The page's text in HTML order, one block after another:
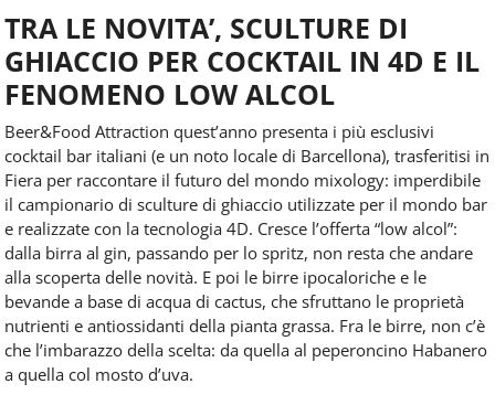
TRA LE NOVITA’, SCULTURE DI
GHIACCIO PER COCKTAIL IN 4D E IL
FENOMENO LOW ALCOL
Beer&Food Attraction quest’anno presenta i più esclusivi
cocktail bar italiani (e un noto locale di Barcellona), trasferitisi in
Fiera per raccontare il futuro del mondo mixology: imperdibile
il campionario di sculture di ghiaccio utilizzate per il mondo bar
e realizzate con la tecnologia 4D. Cresce l’offerta “low alcol”:
dalla birra al gin, passando per lo spritz, non resta che andare
alla scoperta delle novità. E poi le birre ipocaloriche e le
bevande a base di acqua di cactus, che sfruttano le proprietà
nutrienti e antiossidanti della pianta grassa. Fra le birre, non c’è
che l’imbarazzo della scelta: da quella al peperoncino Habanero
a quella col mosto d’uva.